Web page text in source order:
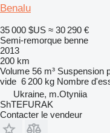
Benalu
35 000 $US ≈ 30 290 €
Semi-remorque benne
2013
200 km
Volume 56 m³ Suspension
vide 6 200 kg Nombre
Ukraine, m.Otyniia
ShTEFURAK
Contacter le vendeur